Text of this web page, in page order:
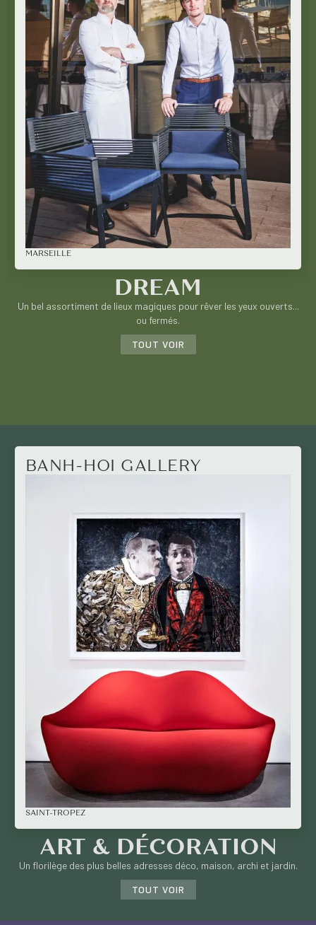
MARSEILLE
DREAM
Un bel assortiment de lieux magiques pour rêver les yeux ouverts...
ou fermés.
TOUT VOIR
ART & DÉCORATION
Un florilège des plus belles adresses déco, maison, archi et jardin.
TOUT VOIR
BANH-HOI GALLERY
SAINT-TROPEZ